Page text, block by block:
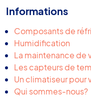
Informations
Composants de
Humidification
La maintenance de
Les capteurs de
Un climatiseur pour
Qui sommes-nous?